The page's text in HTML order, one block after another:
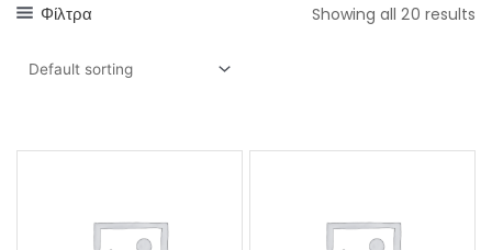
Φίλτρα Showing all 20 results